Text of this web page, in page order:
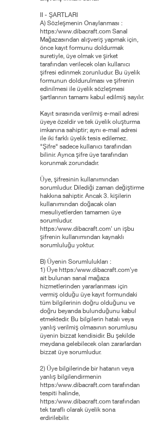
II - ŞARTLARI
A) Sözleşmenin Onaylanması :
https:/www.dibacraft.com Sanal
Mağazasından alışveriş yapmak için,
önce kayıt formunu doldurmak
suretiyle, üye olmak ve şirket
tarafından verilecek olan kullanıcı
şifresi edinmek zorunludur. Bu üyelik
formunun doldurulması ve şifrenin
edinilmesi ile üyelik sözleşmesi
şartlarının tamamı kabul edilmiş sayılır.
Kayıt sırasında verilmiş e-mail adresi
üyeye özeldir ve tek üyelik oluşturma
imkanına sahiptir; aynı e-mail adresi
ile iki farklı üyelik tesis edilemez.
"Şifre" sadece kullanıcı tarafından
bilinir. Ayrıca şifre üye tarafından
korunmak zorundadır.
Üye, şifresinin kullanımından
sorumludur. Dilediği zaman değiştirme
hakkına sahiptir. Ancak 3. kişilerin
kullanımından doğacak olan
mesuliyetlerden tamamen üye
sorumludur.
https:/www.dibacraft.com' un işbu
şifrenin kullanımından kaynaklı
sorumluluğu yoktur.
B) Üyenin Sorumlulukları :
1) Üye https:/www.dibacraft.com'ye
ait bulunan sanal mağaza
hizmetlerinden yararlanması için
vermiş olduğu üye kayıt formundaki
tüm bilgilerinin doğru olduğunu ve
doğru beyanda bulunduğunu kabul
etmektedir. Bu bilgilerin hatalı veya
yanlış verilmiş olmasının sorumlusu
üyenin bizzat kendisidir. Bu şekilde
meydana gelebilecek olan zararlardan
bizzat üye sorumludur.
2) Üye bilgilerinde bir hatanın veya
yanlış bilgilendirmenin
https:/www.dibacraft.com tarafından
tespiti halinde,
https:/www.dibacraft.com tarafından
tek taraflı olarak üyelik sona
erdirilebilir.